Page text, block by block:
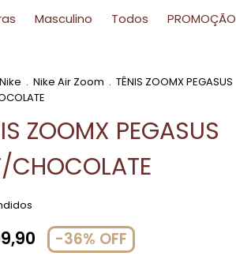
Masculino Todos PROMOÇÃO
Nike . Nike Air Zoom . TÊNIS ZOOMX PEGASUS
ZOOMX PEGASUS
CHOCOLATE
-36% OFF